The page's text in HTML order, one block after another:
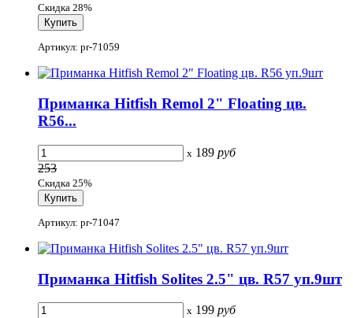
Скидка 28%
Артикул: pr-71059
Приманка Hitfish Remol 2" Floating цв.
R56...
x 189 руб
253
Скидка 25%
Артикул: pr-71047
Приманка Hitfish Solites 2.5" цв. R57 уп.9шт
x 199 руб